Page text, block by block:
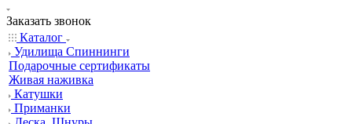
Заказать звонок
Каталог
Удилища Спиннинги
Подарочные сертификаты
Живая наживка
Катушки
Приманки